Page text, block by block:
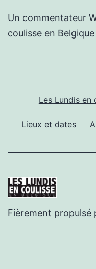
Un commentateur
coulisse en Belgique
Les Lundis en
Lieux et dates
Fièrement propulsé